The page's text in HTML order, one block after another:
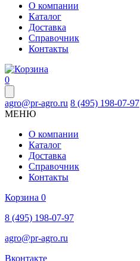
О компании
Каталог
Доставка
Справочник
Контакты
0
agro@pr-agro.ru 8 (495) 198-07-97
МЕНЮ
О компании
Каталог
Доставка
Справочник
Контакты
Корзина 0
8 (495) 198-07-97
agro@pr-agro.ru
Вконтакте